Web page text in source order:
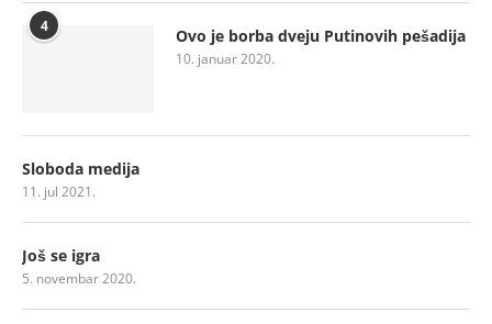
4 Ovo je borba dveju Putinovih pešadija
10. januar 2020.
Sloboda medija
11. jul 2021.
Još se igra
5. novembar 2020.